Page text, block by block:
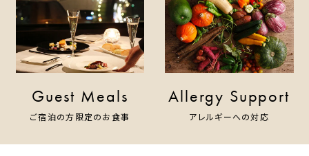
Guest Meals
ご宿泊の方限定のお食事
Allergy Support
アレルギーへの対応